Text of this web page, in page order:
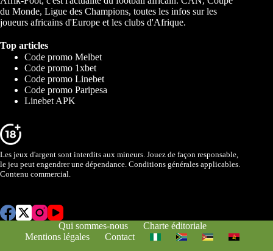
du Monde, Ligue des Champions, toutes les infos sur les
joueurs africains d'Europe et les clubs d'Afrique.
Top articles
Code promo Melbet
Code promo 1xbet
Code promo Linebet
Code promo Paripesa
Linebet APK
Les jeux d'argent sont interdits aux mineurs. Jouez de façon responsable,
le jeu peut engendrer une dépendance. Conditions générales applicables.
Contenu commercial.
Qui sommes-nous
Charte éditoriale
Mentions légales
Contact